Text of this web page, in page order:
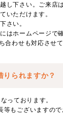
し下さい。ご来店
いただけます。
さい。
はホームページで
わせも対応させて
りられますか？
っております。
等もございますの